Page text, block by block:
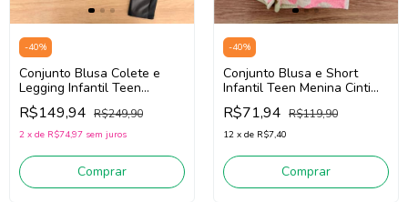
-40%
Conjunto Blusa Colete e
Legging Infantil Teen
Menina Cinti 12894
(Preto/Branco)
R$149,94 R$249,90
2 x de R$74,97 sem juros
Comprar
-40%
Conjunto Blusa e Short
Infantil Teen Menina Cinti
12976 (Bege/Rosa)
R$71,94 R$119,90
12 x de R$7,40
Comprar